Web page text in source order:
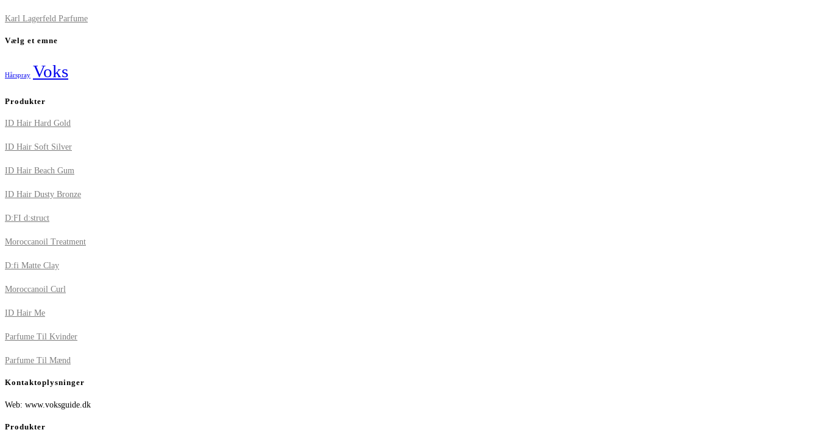
Karl Lagerfeld Parfume
Vælg et emne
Hårspray Voks
Produkter
ID Hair Hard Gold
ID Hair Soft Silver
ID Hair Beach Gum
ID Hair Dusty Bronze
D:FI d:struct
Moroccanoil Treatment
D:fi Matte Clay
Moroccanoil Curl
ID Hair Me
Parfume Til Kvinder
Parfume Til Mænd
Kontaktoplysninger
Web: www.voksguide.dk
Produkter